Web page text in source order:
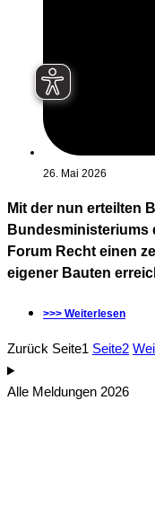
26. Mai 2026
Mit der nun erteilten
Bundesministeriums
Forum Recht einen
eigener Bauten
>>> Weiterlesen
Zurück Seite1 Seite2
Alle Meldungen 2026